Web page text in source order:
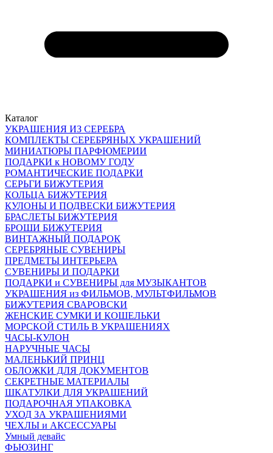
Каталог
УКРАШЕНИЯ ИЗ СЕРЕБРА
КОМПЛЕКТЫ СЕРЕБРЯНЫХ УКРАШЕНИЙ
МИНИАТЮРЫ ПАРФЮМЕРИИ
ПОДАРКИ к НОВОМУ ГОДУ
РОМАНТИЧЕСКИЕ ПОДАРКИ
СЕРЬГИ БИЖУТЕРИЯ
КОЛЬЦА БИЖУТЕРИЯ
КУЛОНЫ И ПОДВЕСКИ БИЖУТЕРИЯ
БРАСЛЕТЫ БИЖУТЕРИЯ
БРОШИ БИЖУТЕРИЯ
ВИНТАЖНЫЙ ПОДАРОК
СЕРЕБРЯНЫЕ СУВЕНИРЫ
ПРЕДМЕТЫ ИНТЕРЬЕРА
СУВЕНИРЫ И ПОДАРКИ
ПОДАРКИ и СУВЕНИРЫ для МУЗЫКАНТОВ
УКРАШЕНИЯ из ФИЛЬМОВ, МУЛЬТФИЛЬМОВ
БИЖУТЕРИЯ СВАРОВСКИ
ЖЕНСКИЕ СУМКИ И КОШЕЛЬКИ
МОРСКОЙ СТИЛЬ В УКРАШЕНИЯХ
ЧАСЫ-КУЛОН
НАРУЧНЫЕ ЧАСЫ
МАЛЕНЬКИЙ ПРИНЦ
ОБЛОЖКИ ДЛЯ ДОКУМЕНТОВ
СЕКРЕТНЫЕ МАТЕРИАЛЫ
ШКАТУЛКИ ДЛЯ УКРАШЕНИЙ
ПОДАРОЧНАЯ УПАКОВКА
УХОД ЗА УКРАШЕНИЯМИ
ЧEХЛЫ и АКСЕССУАРЫ
Умный девайс
ФЬЮЗИНГ